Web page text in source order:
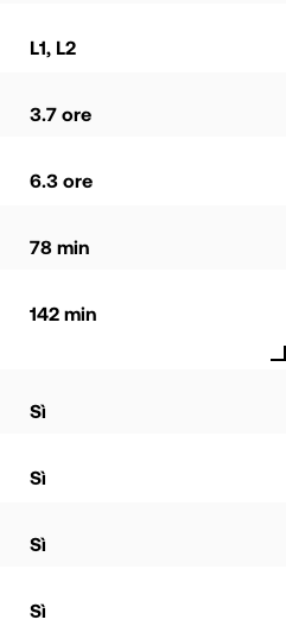
L1, L2
3.7 ore
6.3 ore
78 min
142 min
Sì
Sì
Sì
Sì